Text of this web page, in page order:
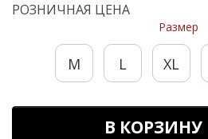
РОЗНИЧНАЯ ЦЕНА
Размер
M L XL
В КОРЗИНУ